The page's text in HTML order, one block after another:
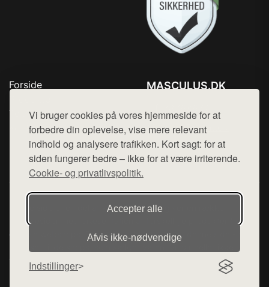
Vi bruger cookies på vores hjemmeside for at
forbedre din oplevelse, vise mere relevant
indhold og analysere trafikken. Kort sagt: for at
siden fungerer bedre – ikke for at være irriterende.
Cookie- og privatlivspolitik.
Accepter alle
Afvis ikke‑nødvendige
Indstillinger
Forside
Top Rabatter
Kontakt
MASCULUS.DK
Mail: hej@want.dk
Cookie- og privatlivspolitik
Denne side er en del af want.dk, der udgiver en række
hjemmesider med præsentation af forskellige produkter fra
diverse webshops. Der sælges ikke varer fra denne side - vi
henviser til de shops, som sælger varen. Vi har heller ikke
varerne på lager.